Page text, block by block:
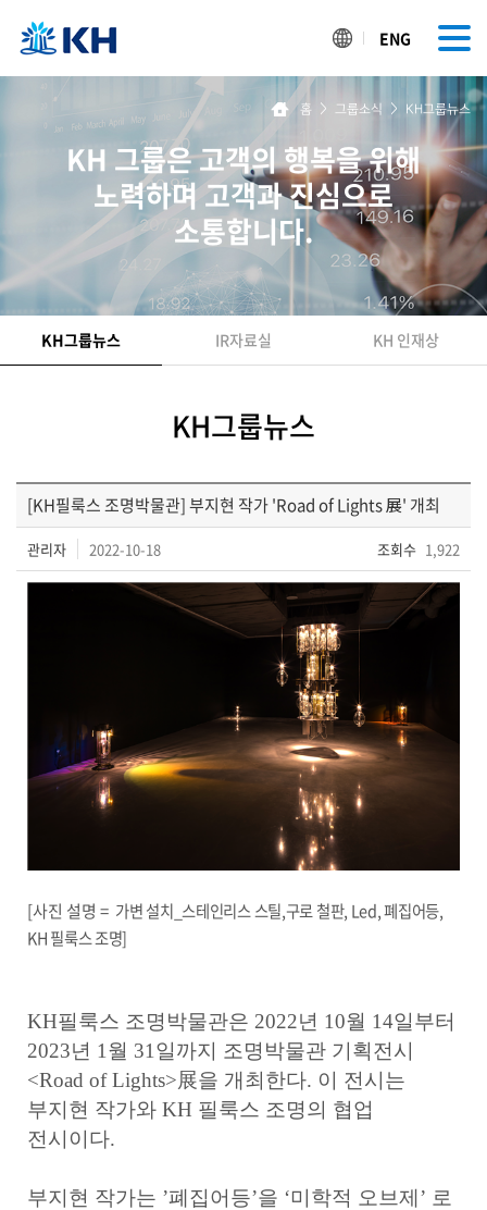
ENG
KH 그룹은 고객의 행복을 위해
노력하며 고객과 진심으로
소통합니다.
KH그룹뉴스 IR자료실 KH 인재상
홈 > 그룹소식 > KH그룹뉴스
KH그룹뉴스
[KH필룩스 조명박물관] 부지현 작가 'Road of Lights 展' 개최
관리자 2022-10-18 조회수 1,922
[사진 설명 = 가변 설치_스테인리스 스틸,구로 철판, Led, 폐집어등,
KH 필룩스 조명]
KH필룩스 조명박물관은 2022년 10월 14일부터
2023년 1월 31일까지 조명박물관 기획전시
<Road of Lights>展을 개최한다. 이 전시는
부지현 작가와 KH 필룩스 조명의 협업
전시이다.
부지현 작가는 ’폐집어등’을 ‘미학적 오브제’ 로